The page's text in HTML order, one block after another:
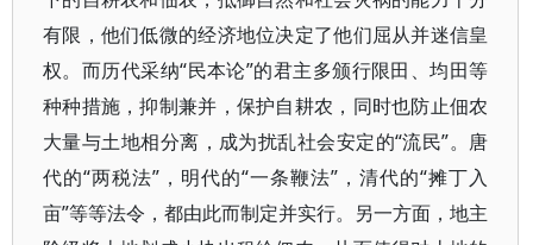
有限，他们低微的经济地位决定了他们屈从并迷信皇
权。而历代采纳“民本论”的君主多颁行限田、均田等
种种措施，抑制兼并，保护自耕农，同时也防止佃农
大量与土地相分离，成为扰乱社会安定的“流民”。唐
代的“两税法”，明代的“一条鞭法”，清代的“摊丁入
亩”等等法令，都由此而制定并实行。另一方面，地主